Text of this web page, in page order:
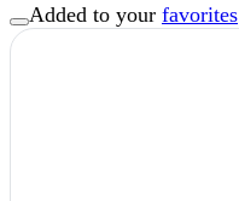
Added to your favorites